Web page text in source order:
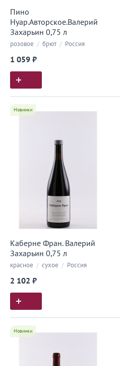
Пино
Нуар.Авторское.Валерий
Захарьин 0,75 л
розовое / брют / Россия
1 059 ₽
Новинки
Каберне Фран. Валерий
Захарьин 0,75 л
красное / сухое / Россия
2 102 ₽
Новинки